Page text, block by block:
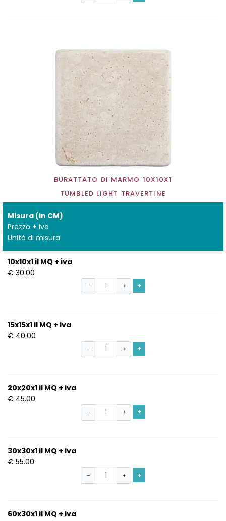
BURATTATO DI MARMO 10X10X1
TUMBLED LIGHT TRAVERTINE
Misura (in CM)
Prezzo + iva
Unità di misura
10x10x1 il MQ + iva
€ 30.00
− + +
15x15x1 il MQ + iva
€ 40.00
− + +
20x20x1 il MQ + iva
€ 45.00
− + +
30x30x1 il MQ + iva
€ 55.00
− + +
60x30x1 il MQ + iva